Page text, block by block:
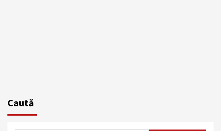
Caută